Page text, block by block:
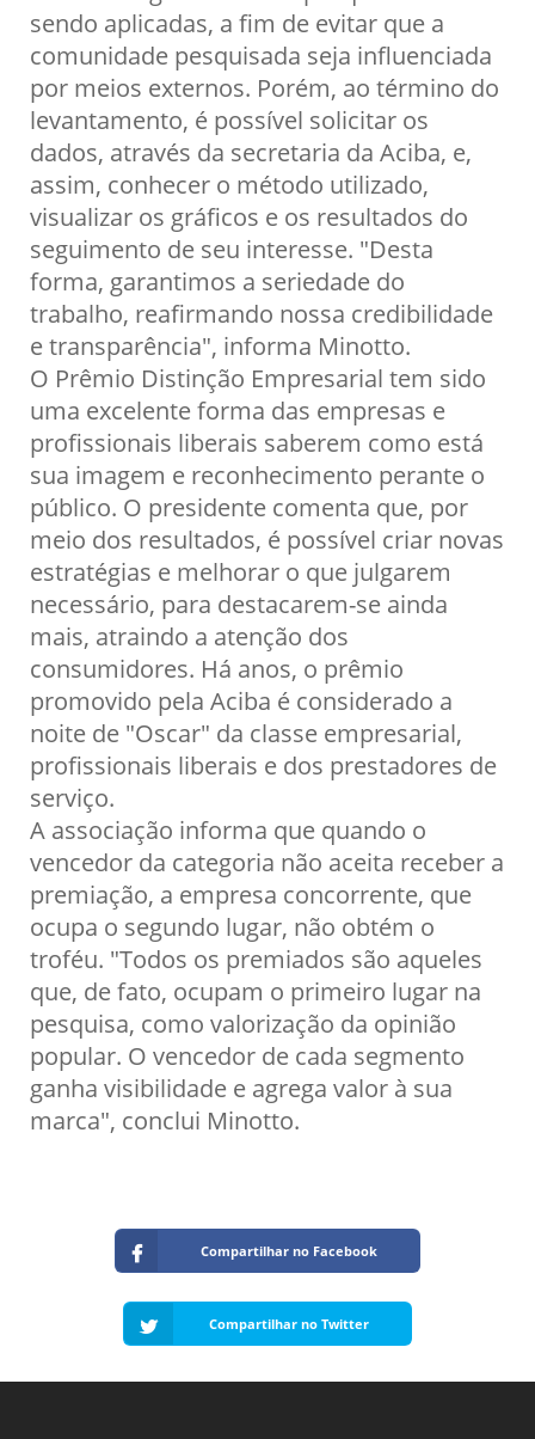
sendo aplicadas, a fim de evitar que a
comunidade pesquisada seja influenciada
por meios externos. Porém, ao término do
levantamento, é possível solicitar os
dados, através da secretaria da Aciba, e,
assim, conhecer o método utilizado,
visualizar os gráficos e os resultados do
seguimento de seu interesse. "Desta
forma, garantimos a seriedade do
trabalho, reafirmando nossa credibilidade
e transparência", informa Minotto.
O Prêmio Distinção Empresarial tem sido
uma excelente forma das empresas e
profissionais liberais saberem como está
sua imagem e reconhecimento perante o
público. O presidente comenta que, por
meio dos resultados, é possível criar novas
estratégias e melhorar o que julgarem
necessário, para destacarem-se ainda
mais, atraindo a atenção dos
consumidores. Há anos, o prêmio
promovido pela Aciba é considerado a
noite de "Oscar" da classe empresarial,
profissionais liberais e dos prestadores de
serviço.
A associação informa que quando o
vencedor da categoria não aceita receber a
premiação, a empresa concorrente, que
ocupa o segundo lugar, não obtém o
troféu. "Todos os premiados são aqueles
que, de fato, ocupam o primeiro lugar na
pesquisa, como valorização da opinião
popular. O vencedor de cada segmento
ganha visibilidade e agrega valor à sua
marca", conclui Minotto.
Compartilhar no Facebook
Compartilhar no Twitter